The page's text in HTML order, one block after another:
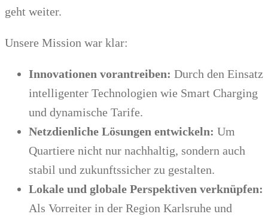
geht weiter.
Unsere Mission war klar:
Innovationen vorantreiben: Durch den Einsatz
intelligenter Technologien wie Smart Charging
und dynamische Tarife.
Netzdienliche Lösungen entwickeln: Um
Quartiere nicht nur nachhaltig, sondern auch
stabil und zukunftssicher zu gestalten.
Lokale und globale Perspektiven verknüpfen:
Als Vorreiter in der Region Karlsruhe und